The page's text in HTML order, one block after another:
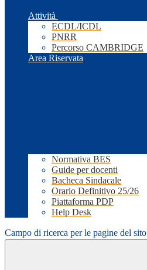
Attività
ECDL/ICDL
PNRR
Percorso CAMBRIDGE
Area Riservata
Normativa BES
Guide per docenti
Bacheca Sindacale
Orario Definitivo 25/26
Piattaforma PDP
Help Desk
Campo di ricerca per le pagine del sito